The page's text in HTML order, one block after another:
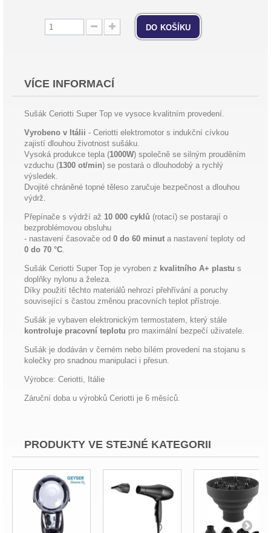
do košíku
VÍCE INFORMACÍ
Sušák Ceriotti Super Top ve vysoce kvalitním provedení.
Vyrobeno v Itálii - Ceriotti elektromotor s indukční cívkou
zajistí dlouhou životnost sušáku.
Vysoká produkce tepla (1000W) společně se silným prouděním
vzduchu (1300 ot/min) se postará o dlouhodobý a rychlý
výsledek.
Dvojité chráněné topné těleso zaručuje bezpečnost a dlouhou
výdrž.
Přepínače s výdrží až 10 000 cyklů (rotací) se postarají o
bezproblémovou obsluhu
- nastavení časovače od 0 do 60 minut a nastavení teploty od
0 do 70 °C.
Sušák Ceriotti Super Top je vyroben z kvalitního A+ plastu s
doplňky nylonu a železa.
Díky použití těchto materiálů nehrozí přehřívání a poruchy
související s častou změnou pracovních teplot přístroje.
Sušák je vybaven elektronickým termostatem, který stále
kontroluje pracovní teplotu pro maximální bezpečí uživatele.
Sušák je dodáván v černém nebo bílém provedení na stojanu s
kolečky pro snadnou manipulaci i přesun.
Výrobce: Ceriotti, Itálie
Záruční doba u výrobků Ceriotti je 6 měsíců.
PRODUKTY VE STEJNÉ KATEGORII